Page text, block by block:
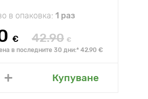
в опаковка: 1 раз
€ 42.90 €
в последните 30 дни:* 42.90 €
Купуване